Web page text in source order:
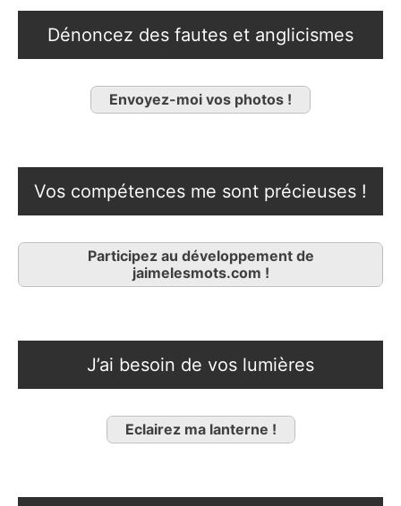
Dénoncez des fautes et anglicismes
Envoyez-moi vos photos !
Vos compétences me sont précieuses !
Participez au développement de
jaimelesmots.com !
J’ai besoin de vos lumières
Eclairez ma lanterne !